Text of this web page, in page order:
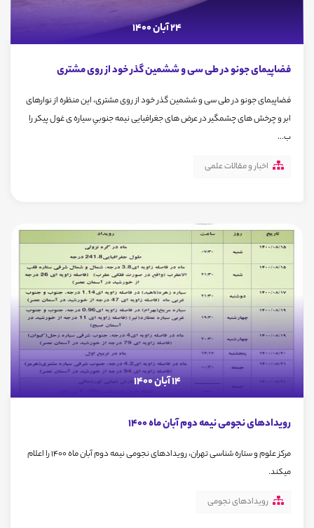
24 آبان 1400
فضاپیمای جونو در طی سی و ششمین گذر خود از روی مشتری
فضاپیمای جونو در طی سی و ششمین گذر خود از روی مشتری، این منظره از نوارهای
ابر و چرخش های چشمگیر در عرض های جغرافیایی نیمه جنوبیِ سیاره ی غول پیکر را
ب...
اخبار و مقالات علمی
14 آبان 1400
رویدادهای نجومی نیمه دوم آبان ماه 1400
مرکز علوم و ستاره شناسی تهران، رویدادهای نجومی نیمه دوم آبان ماه 1400 را اعلام
میکند.
رویدادهای نجومی